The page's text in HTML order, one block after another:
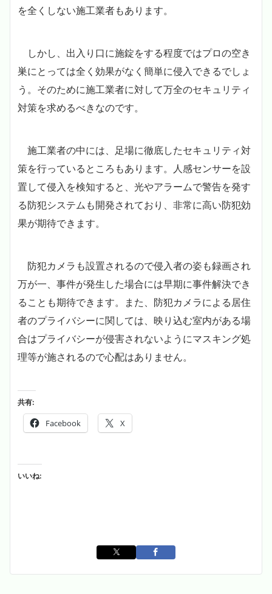
を全くしない施工業者もあります。
しかし、出入り口に施錠をする程度ではプロの空き
巣にとっては全く効果がなく簡単に侵入できるでしょ
う。そのために施工業者に対して万全のセキュリティ
対策を求めるべきなのです。
施工業者の中には、足場に徹底したセキュリティ対
策を行っているところもあります。人感センサーを設
置して侵入を検知すると、光やアラームで警告を発す
る防犯システムも開発されており、非常に高い防犯効
果が期待できます。
防犯カメラも設置されるので侵入者の姿も録画され
万が一、事件が発生した場合には早期に事件解決でき
ることも期待できます。また、防犯カメラによる居住
者のプライバシーに関しては、映り込む室内がある場
合はプライバシーが侵害されないようにマスキング処
理等が施されるので心配はありません。
共有:
Facebook X
いいね: